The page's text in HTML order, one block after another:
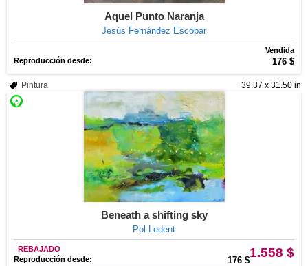
Aquel Punto Naranja
Jesús Fernández Escobar
Vendida
Reproducción desde:
176 $
39.37 x 31.50 in
Pintura
Beneath a shifting sky
Pol Ledent
1.558 $
REBAJADO
Reproducción desde:
176 $